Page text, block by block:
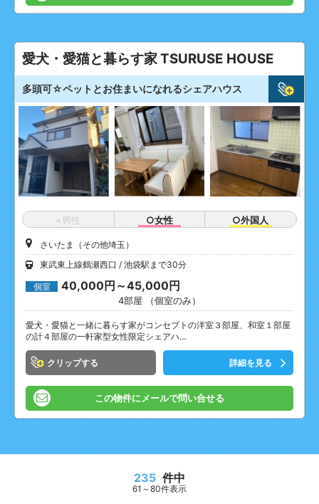
愛犬・愛猫と暮らす家 TSURUSE HOUSE
多頭可☆ペットとお住まいになれるシェアハウス
×男性 ○女性 ○外国人
さいたま（その他埼玉）
東武東上線鶴瀬西口
池袋駅まで30分
個室 40,000円～45,000円
4部屋 （個室のみ）
愛犬・愛猫と一緒に暮らす家がコンセプトの洋室３部屋、和室１部屋
の計４部屋の一軒家型女性限定シェアハ…
クリップ 詳細を見る
この物件にメールで問い合せる
235 件中
61～80件表示